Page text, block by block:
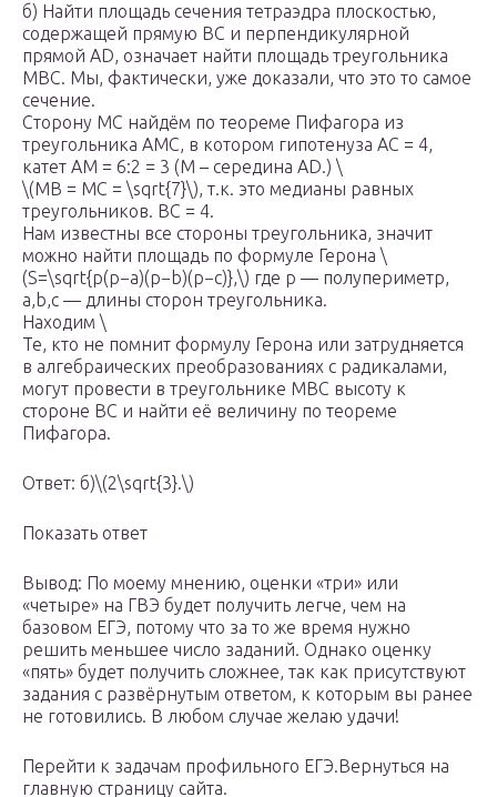
б) Найти площадь сечения тетраэдра плоскостью,
содержащей прямую BC и перпендикулярной
прямой AD, означает найти площадь треугольника
MBC. Мы, фактически, уже доказали, что это то самое
сечение.
Сторону МС найдём по теореме Пифагора из
треугольника AMC, в котором гипотенуза AC = 4,
катет АМ = 6:2 = 3 (M – середина AD.) \
\(MB = МС = \sqrt{7}\), т.к. это медианы равных
треугольников. BC = 4.
Нам известны все стороны треугольника, значит
можно найти площадь по формуле Герона \
(S=\sqrt{p(p−a)(p−b)(p−c)},\) где р — полупериметр,
a,b,c — длины сторон треугольника.
Находим \
Те, кто не помнит формулу Герона или затрудняется
в алгебраических преобразованиях с радикалами,
могут провести в треугольнике МВС высоту к
стороне ВС и найти её величину по теореме
Пифагора.
Ответ: б)\(2\sqrt{3}.\)
Показать ответ
Вывод: По моему мнению, оценки «три» или
«четыре» на ГВЭ будет получить легче, чем на
базовом ЕГЭ, потому что за то же время нужно
решить меньшее число заданий. Однако оценку
«пять» будет получить сложнее, так как присутствуют
задания с развёрнутым ответом, к которым вы ранее
не готовились. В любом случае желаю удачи!
Перейти к задачам профильного ЕГЭ.Вернуться на
главную страницу сайта.